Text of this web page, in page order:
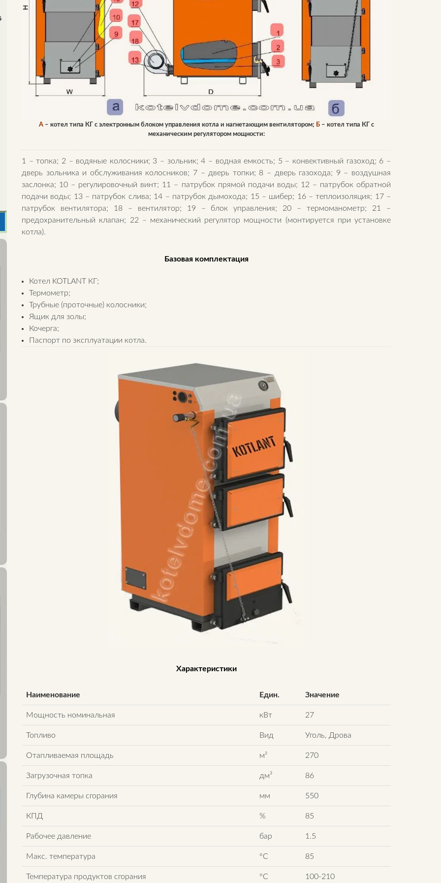
А– котел типа КГ с электронным блоком управления котла и нагнетающим вентилятором; Б– котел типа КГ с
механическим регулятором мощности:
1 – топка; 2 – водяные колосники; 3 – зольник; 4 – водная емкость; 5 – конвективный газоход; 6 –
дверь зольника и обслуживания колосников; 7 – дверь топки; 8 – дверь газохода; 9 – воздушная
заслонка; 10 – регулировочный винт; 11 – патрубок прямой подачи воды; 12 – патрубок обратной
подачи воды; 13 – патрубок слива; 14 – патрубок дымохода; 15 – шибер; 16 – теплоизоляция; 17 –
патрубок вентилятора; 18 – вентилятор; 19 – блок управления; 20 – термоманометр; 21 –
предохранительный клапан; 22 – механический регулятор мощности (монтируется при установке
котла).
Базовая комплектация
Котел KOTLANT КГ;
Термометр;
Трубные (проточные) колосники;
Ящик для золы;
Кочерга;
Паспорт по эксплуатации котла.
Характеристики
Наименование Един. Значение
Мощность номинальная кВт 27
Топливо Вид Уголь, Дрова
Отапливаемая площадь м² 270
Загрузочная топка дм³ 86
Глубина камеры сгорания мм 550
КПД % 85
Рабочее давление бар 1.5
Макс. температура °C 85
Температура продуктов сгорания °C 100-210